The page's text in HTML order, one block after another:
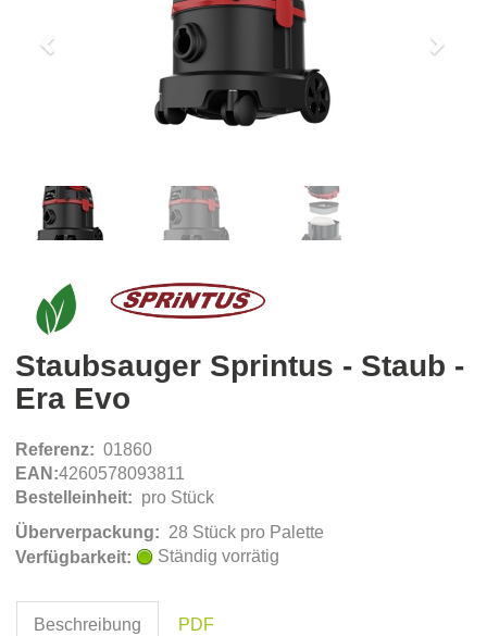
Staubsauger Sprintus - Staub -
Era Evo
Referenz: 01860
EAN:4260578093811
Bestelleinheit: pro Stück
Überverpackung: 28 Stück pro Palette
Verfügbarkeit:
Ständig vorrätig
Beschreibung PDF